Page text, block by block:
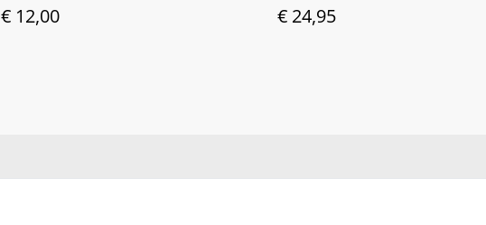
€ 12,00
€ 24,95